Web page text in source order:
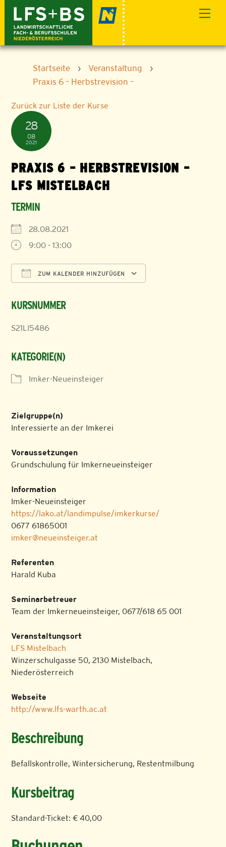
content
Startseite › Veranstaltung
›
Praxis 6 – Herbstrevision –
Zurück zur Liste der Kurse
28
08
2021
PRAXIS 6 – HERBSTREVISION –
LFS MISTELBACH
TERMIN
28.08.2021
9:00 - 13:00
ZUM KALENDER HINZUFÜGEN
KURSNUMMER
S21LI5486
KATEGORIE(N)
Imker-Neueinsteiger
Zielgruppe(n)
Interessierte an der Imkerei
Voraussetzungen
Grundschulung für Imkerneueinsteiger
Information
Imker-Neueinsteiger
https://lako.at/landimpulse/imkerkurse/
0677 61865001
imker@neueinsteiger.at
Referenten
Harald Kuba
Seminarbetreuer
Team der Imkerneueinsteiger, 0677/618 65 001
Veranstaltungsort
LFS Mistelbach
Winzerschulgasse 50, 2130 Mistelbach,
Niederösterreich
Webseite
http://www.lfs-warth.ac.at
Beschreibung
Befallskontrolle, Wintersicherung, Restentmilbung
Kursbeitrag
Standard-Ticket: € 40,00